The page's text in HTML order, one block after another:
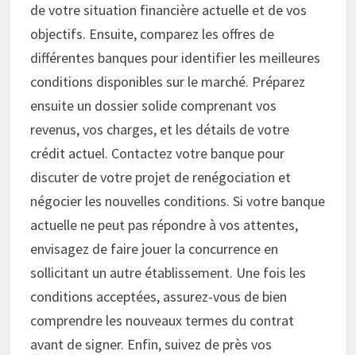
de votre situation financière actuelle et de vos
objectifs. Ensuite, comparez les offres de
différentes banques pour identifier les meilleures
conditions disponibles sur le marché. Préparez
ensuite un dossier solide comprenant vos
revenus, vos charges, et les détails de votre
crédit actuel. Contactez votre banque pour
discuter de votre projet de renégociation et
négocier les nouvelles conditions. Si votre banque
actuelle ne peut pas répondre à vos attentes,
envisagez de faire jouer la concurrence en
sollicitant un autre établissement. Une fois les
conditions acceptées, assurez-vous de bien
comprendre les nouveaux termes du contrat
avant de signer. Enfin, suivez de près vos